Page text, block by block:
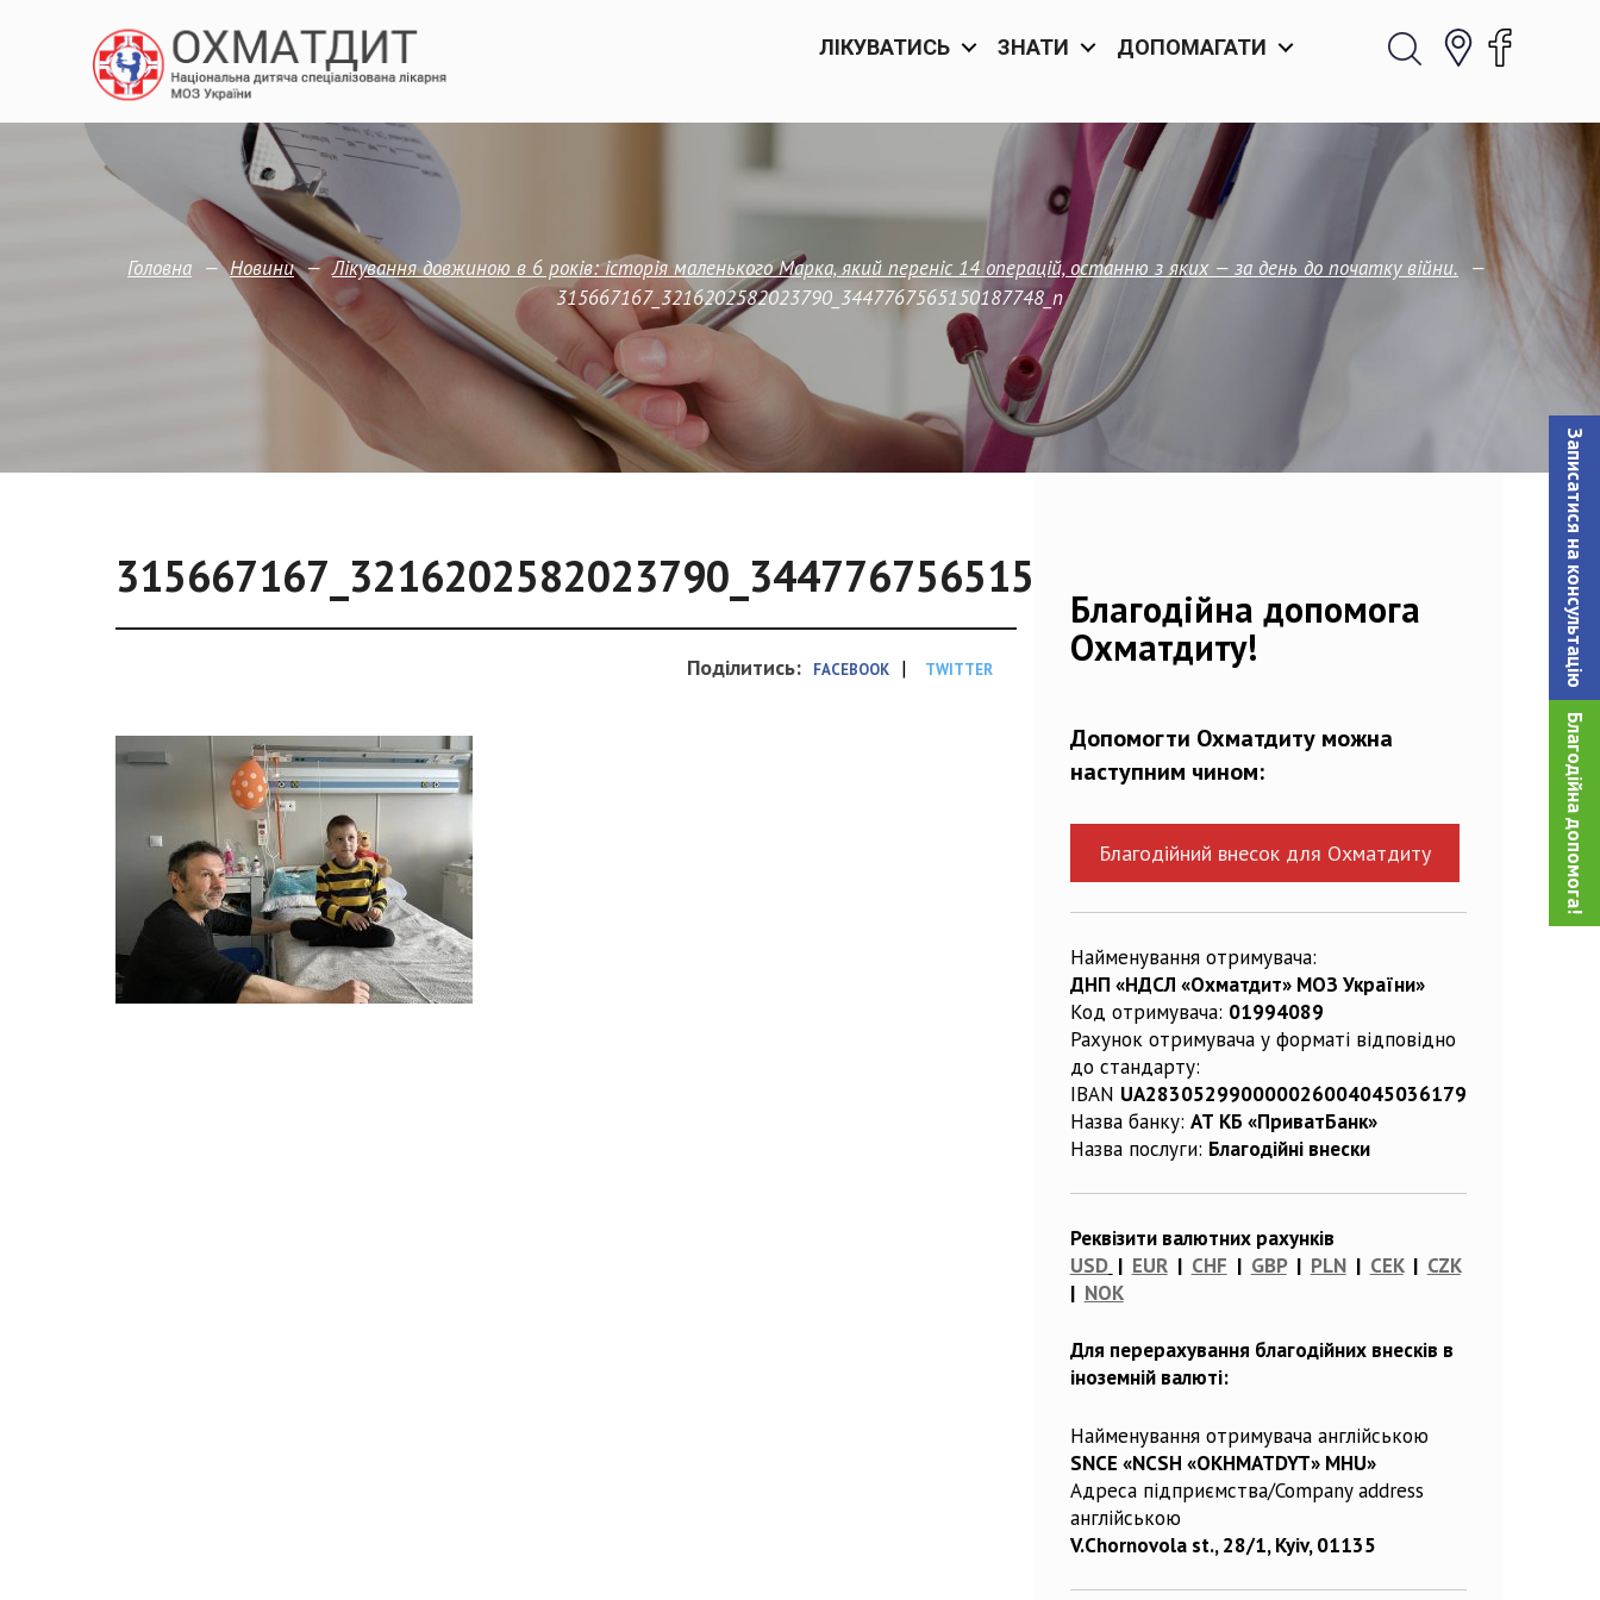
Записатися на консультацiю
Благодійна допомога!
ЛІКУВАТИСЬ ЗНАТИ ДОПОМАГАТИ
Головна — Новини — Лікування довжиною в 6 років: історія маленького Марка, який переніс 14 операцій, останню з яких — за день до початку війни. —
315667167_3216202582023790_3447767565150187748_n
315667167_3216202582023790_3447767565150187748_n
Поділитись: FACEBOOK | TWITTER
Благодійна допомога
Охматдиту!
Допомогти Охматдиту можна
наступним чином:
Благодійний внесок для Охматдиту
Найменування отримувача:
ДНП «НДСЛ «Охматдит» МОЗ України»
Код отримувача: 01994089
Рахунок отримувача у форматі відповідно
до стандарту:
IBAN UA283052990000026004045036179
Назва банку: АТ КБ «ПриватБанк»
Назва послуги: Благодійні внески
Реквізити валютних рахунків
USD | EUR| CHF | GBP| PLN| CEK| CZK
| NOK
Для перерахування благодійних внесків в
іноземній валюті:
Найменування отримувача англійською
SNCE «NCSH «OKHMATDYT» MHU»
Адреса підприємства/Company address
англійською
V.Chornovola st., 28/1, Kyiv, 01135